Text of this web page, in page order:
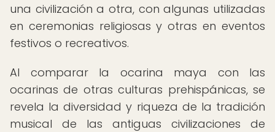
una civilización a otra, con algunas utilizadas
en ceremonias religiosas y otras en eventos
festivos o recreativos.
Al comparar la ocarina maya con las
ocarinas de otras culturas prehispánicas, se
revela la diversidad y riqueza de la tradición
musical de las antiguas civilizaciones de